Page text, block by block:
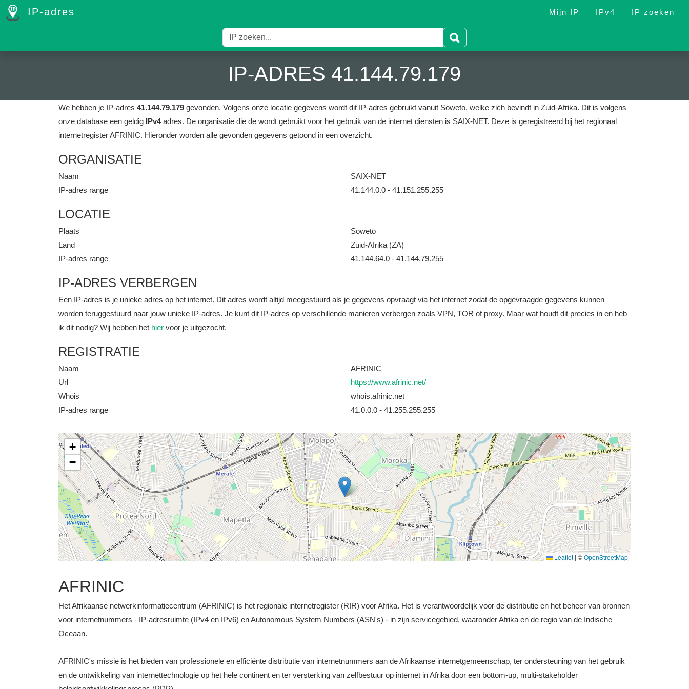
IP-adres Mijn IP IPv4 IP zoeken
IP-ADRES 41.144.79.179
We hebben je IP-adres 41.144.79.179 gevonden. Volgens onze locatie gegevens wordt dit IP-adres gebruikt vanuit Soweto, welke zich bevindt in Zuid-Afrika. Dit is volgens
onze database een geldig IPv4adres. De organisatie die de wordt gebruikt voor het gebruik van de internet diensten is SAIX-NET. Deze is geregistreerd bij het regionaal
internetregister AFRINIC. Hieronder worden alle gevonden gegevens getoond in een overzicht.
ORGANISATIE
Naam
SAIX-NET
IP-adres range
41.144.0.0 - 41.151.255.255
LOCATIE
Plaats
Soweto
Land
Zuid-Afrika (ZA)
IP-adres range
41.144.64.0 - 41.144.79.255
IP-ADRES VERBERGEN
Een IP-adres is je unieke adres op het internet. Dit adres wordt altijd meegestuurd als je gegevens opvraagt via het internet zodat de opgevraagde gegevens kunnen
worden teruggestuurd naar jouw unieke IP-adres. Je kunt dit IP-adres op verschillende manieren verbergen zoals VPN, TOR of proxy. Maar wat houdt dit precies in en heb
ik dit nodig? Wij hebben het hier voor je uitgezocht.
REGISTRATIE
Naam
AFRINIC
Url
https://www.afrinic.net/
Whois
whois.afrinic.net
IP-adres range
41.0.0.0 - 41.255.255.255
+
−
Leaflet | ©OpenStreetMap
AFRINIC
Het Afrikaanse netwerkinformatiecentrum (AFRINIC) is het regionale internetregister (RIR) voor Afrika. Het is verantwoordelijk voor de distributie en het beheer van bronnen
voor internetnummers - IP-adresruimte (IPv4 en IPv6) en Autonomous System Numbers (ASN's) - in zijn servicegebied, waaronder Afrika en de regio van de Indische
Oceaan.
AFRINIC's missie is het bieden van professionele en efficiënte distributie van internetnummers aan de Afrikaanse internetgemeenschap, ter ondersteuning van het gebruik
en de ontwikkeling van internettechnologie op het hele continent en ter versterking van zelfbestuur op internet in Afrika door een bottom-up, multi-stakeholder